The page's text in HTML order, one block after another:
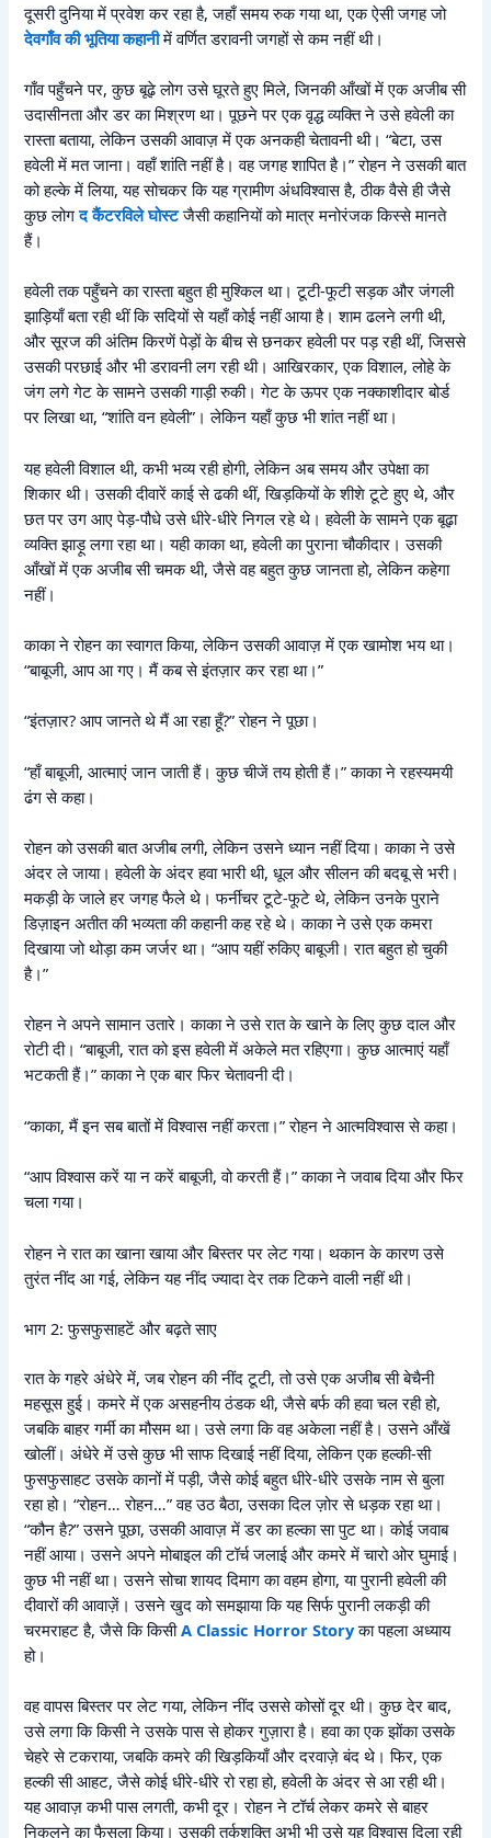
दूसरी दुनिया में प्रवेश कर रहा है, जहाँ समय रुक गया था, एक ऐसी जगह जो
देवगाँव की भूतिया कहानीमें वर्णित डरावनी जगहों से कम नहीं थी।
गाँव पहुँचने पर, कुछ बूढ़े लोग उसे घूरते हुए मिले, जिनकी आँखों में एक अजीब सी
उदासीनता और डर का मिश्रण था। पूछने पर एक वृद्ध व्यक्ति ने उसे हवेली का
रास्ता बताया, लेकिन उसकी आवाज़ में एक अनकही चेतावनी थी। “बेटा, उस
हवेली में मत जाना। वहाँ शांति नहीं है। वह जगह शापित है।” रोहन ने उसकी बात
को हल्के में लिया, यह सोचकर कि यह ग्रामीण अंधविश्वास है, ठीक वैसे ही जैसे
कुछ लोगद कैंटरविले घोस्टजैसी कहानियों को मात्र मनोरंजक किस्से मानते
हैं।
हवेली तक पहुँचने का रास्ता बहुत ही मुश्किल था। टूटी-फूटी सड़क और जंगली
झाड़ियाँ बता रही थीं कि सदियों से यहाँ कोई नहीं आया है। शाम ढलने लगी थी,
और सूरज की अंतिम किरणें पेड़ों के बीच से छनकर हवेली पर पड़ रही थीं, जिससे
उसकी परछाई और भी डरावनी लग रही थी। आखिरकार, एक विशाल, लोहे के
जंग लगे गेट के सामने उसकी गाड़ी रुकी। गेट के ऊपर एक नक्काशीदार बोर्ड
पर लिखा था, “शांति वन हवेली”। लेकिन यहाँ कुछ भी शांत नहीं था।
यह हवेली विशाल थी, कभी भव्य रही होगी, लेकिन अब समय और उपेक्षा का
शिकार थी। उसकी दीवारें काई से ढकी थीं, खिड़कियों के शीशे टूटे हुए थे, और
छत पर उग आए पेड़-पौधे उसे धीरे-धीरे निगल रहे थे। हवेली के सामने एक बूढ़ा
व्यक्ति झाड़ू लगा रहा था। यही काका था, हवेली का पुराना चौकीदार। उसकी
आँखों में एक अजीब सी चमक थी, जैसे वह बहुत कुछ जानता हो, लेकिन कहेगा
नहीं।
काका ने रोहन का स्वागत किया, लेकिन उसकी आवाज़ में एक खामोश भय था।
“बाबूजी, आप आ गए। मैं कब से इंतज़ार कर रहा था।”
“इंतज़ार? आप जानते थे मैं आ रहा हूँ?” रोहन ने पूछा।
“हाँ बाबूजी, आत्माएं जान जाती हैं। कुछ चीजें तय होती हैं।” काका ने रहस्यमयी
ढंग से कहा।
रोहन को उसकी बात अजीब लगी, लेकिन उसने ध्यान नहीं दिया। काका ने उसे
अंदर ले जाया। हवेली के अंदर हवा भारी थी, धूल और सीलन की बदबू से भरी।
मकड़ी के जाले हर जगह फैले थे। फर्नीचर टूटे-फूटे थे, लेकिन उनके पुराने
डिज़ाइन अतीत की भव्यता की कहानी कह रहे थे। काका ने उसे एक कमरा
दिखाया जो थोड़ा कम जर्जर था। “आप यहीं रुकिए बाबूजी। रात बहुत हो चुकी
है।”
रोहन ने अपने सामान उतारे। काका ने उसे रात के खाने के लिए कुछ दाल और
रोटी दी। “बाबूजी, रात को इस हवेली में अकेले मत रहिएगा। कुछ आत्माएं यहाँ
भटकती हैं।” काका ने एक बार फिर चेतावनी दी।
“काका, मैं इन सब बातों में विश्वास नहीं करता।” रोहन ने आत्मविश्वास से कहा।
“आप विश्वास करें या न करें बाबूजी, वो करती हैं।” काका ने जवाब दिया और फिर
चला गया।
रोहन ने रात का खाना खाया और बिस्तर पर लेट गया। थकान के कारण उसे
तुरंत नींद आ गई, लेकिन यह नींद ज्यादा देर तक टिकने वाली नहीं थी।
भाग 2: फुसफुसाहटें और बढ़ते साए
रात के गहरे अंधेरे में, जब रोहन की नींद टूटी, तो उसे एक अजीब सी बेचैनी
महसूस हुई। कमरे में एक असहनीय ठंडक थी, जैसे बर्फ की हवा चल रही हो,
जबकि बाहर गर्मी का मौसम था। उसे लगा कि वह अकेला नहीं है। उसने आँखें
खोलीं। अंधेरे में उसे कुछ भी साफ दिखाई नहीं दिया, लेकिन एक हल्की-सी
फुसफुसाहट उसके कानों में पड़ी, जैसे कोई बहुत धीरे-धीरे उसके नाम से बुला
रहा हो। “रोहन… रोहन…” वह उठ बैठा, उसका दिल ज़ोर से धड़क रहा था।
“कौन है?” उसने पूछा, उसकी आवाज़ में डर का हल्का सा पुट था। कोई जवाब
नहीं आया। उसने अपने मोबाइल की टॉर्च जलाई और कमरे में चारो ओर घुमाई।
कुछ भी नहीं था। उसने सोचा शायद दिमाग का वहम होगा, या पुरानी हवेली की
दीवारों की आवाज़ें। उसने खुद को समझाया कि यह सिर्फ पुरानी लकड़ी की
चरमराहट है, जैसे कि किसीA Classic Horror Storyका पहला अध्याय
हो।
वह वापस बिस्तर पर लेट गया, लेकिन नींद उससे कोसों दूर थी। कुछ देर बाद,
उसे लगा कि किसी ने उसके पास से होकर गुज़ारा है। हवा का एक झोंका उसके
चेहरे से टकराया, जबकि कमरे की खिड़कियाँ और दरवाज़े बंद थे। फिर, एक
हल्की सी आहट, जैसे कोई धीरे-धीरे रो रहा हो, हवेली के अंदर से आ रही थी।
यह आवाज़ कभी पास लगती, कभी दूर। रोहन ने टॉर्च लेकर कमरे से बाहर
निकलने का फैसला किया। उसकी तर्कशक्ति अभी भी उसे यह विश्वास दिला रही